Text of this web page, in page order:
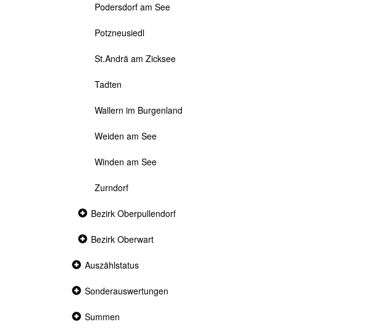
Podersdorf am See
Potzneusiedl
St.Andrä am Zicksee
Tadten
Wallern im Burgenland
Weiden am See
Winden am See
Zurndorf
Collapsed
Bezirk Oberpullendorf
Collapsed
Bezirk Oberwart
Collapsed
Auszählstatus
Collapsed
Sonderauswertungen
Collapsed
Summen